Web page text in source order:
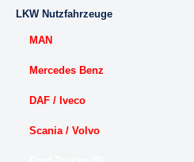
LKW Nutzfahrzeuge
MAN
Mercedes Benz
DAF / Iveco
Scania / Volvo